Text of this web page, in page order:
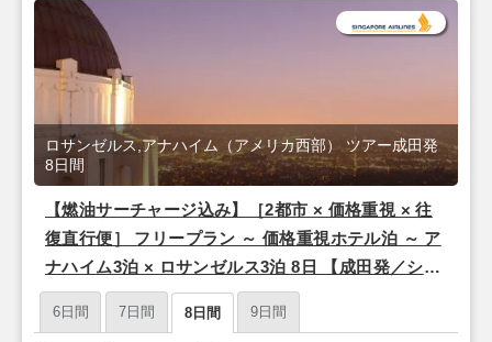
【燃油サーチャージ込み】［2都市 × 価格重視 × 往
復直行便］ フリープラン ～ 価格重視ホテル泊 ～ ア
ナハイム3泊 × ロサンゼルス3泊 8日 【成田発／シン
ガポール航空利用】
ロサンゼルス,アナハイム（アメリカ西部） ツアー成田発
8日間
6日間 7日間 8日間 9日間